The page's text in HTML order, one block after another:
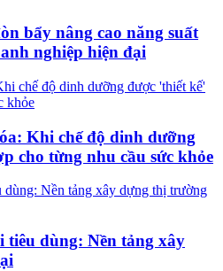
bẩy nâng cao năng suất
nghiệp hiện đại
Khi chế độ dinh dưỡng
cho từng nhu cầu sức khỏe
dùng: Nền tảng xây